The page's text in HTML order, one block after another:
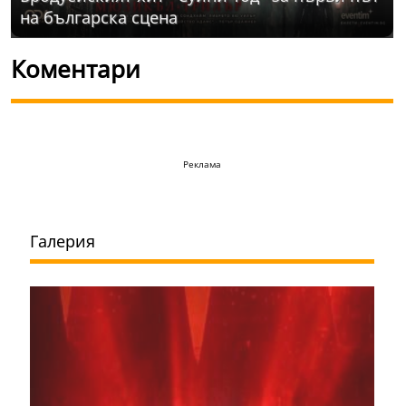
на българска сцена
Коментари
Реклама
Галерия